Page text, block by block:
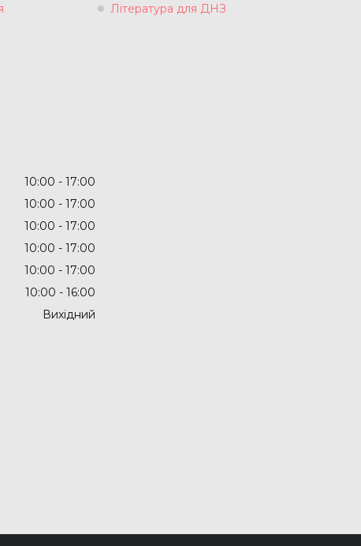
Література для ДНЗ
10:00
17:00
10:00
17:00
10:00
17:00
10:00
17:00
10:00
17:00
10:00
16:00
Вихідний